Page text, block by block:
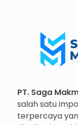
PT. Saga
salah satu
terpercaya